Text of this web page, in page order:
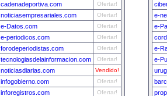
cadenadeportiva.com Ofertar!
noticiasempresariales.com Ofertar!
e-Datos.com Ofertar!
e-periodicos.com Ofertar!
forodeperiodistas.com Ofertar!
tecnologiasdelainformacion.com Ofertar!
noticiasdiarias.com Vendido!
infogobierno.com Ofertar!
inforegistros.com Ofertar!
e-
e-
e-
e-